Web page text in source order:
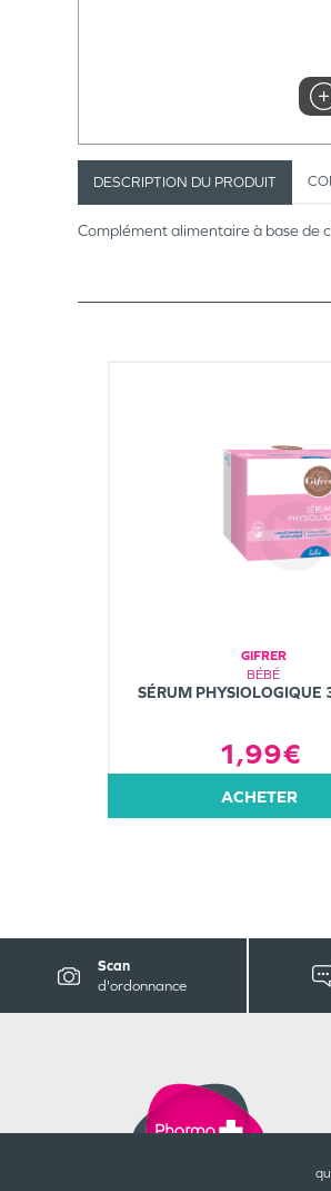
DESCRIPTION DU PRODUIT
Complément alimentaire à base de
GIFRER
BÉBÉ
SÉRUM
1,99€
ACHETER
Scan
d'ordonnance